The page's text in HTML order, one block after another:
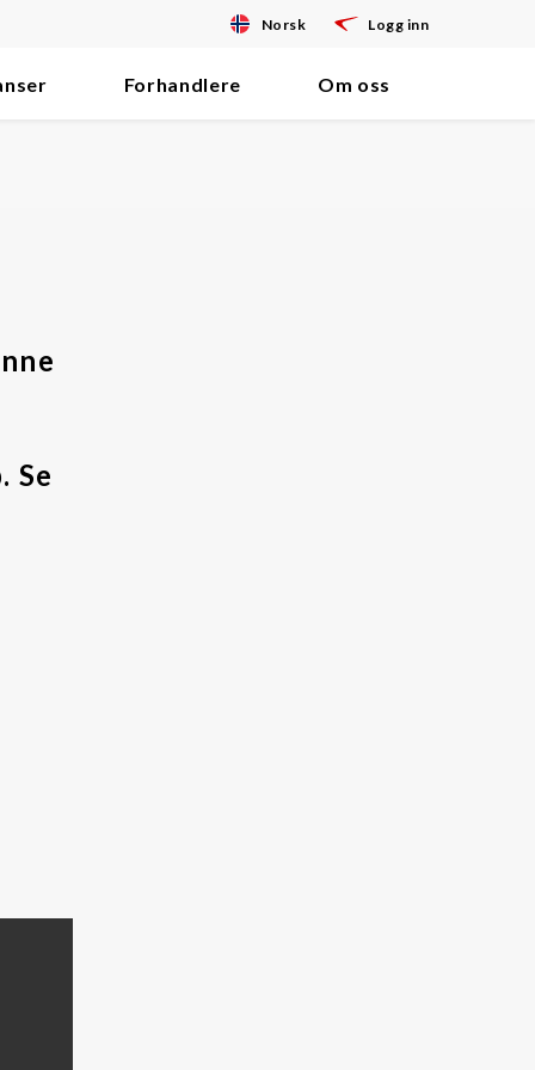
Norsk Logg inn
Forhandlere Om oss
Se